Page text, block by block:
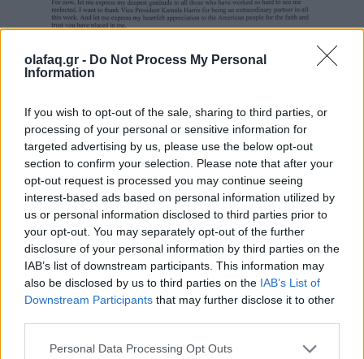
olafaq.gr - Do Not Process My Personal
Information
If you wish to opt-out of the sale, sharing to third parties, or
processing of your personal or sensitive information for
targeted advertising by us, please use the below opt-out
section to confirm your selection. Please note that after your
opt-out request is processed you may continue seeing
interest-based ads based on personal information utilized by
us or personal information disclosed to third parties prior to
your opt-out. You may separately opt-out of the further
disclosure of your personal information by third parties on the
IAB’s list of downstream participants. This information may
also be disclosed by us to third parties on the IAB’s List of
Downstream Participants that may further disclose it to other
Personal Data Processing Opt Outs
Στηρίζει την Καμάλα Χάρις ο Τζο Μπάιντεν
Ο Τζο Μπάιντεν δήλωσε ότι στηρίζει την Κάμαλα
Χάρις για υποψήφια των Δημοκρατικών στις